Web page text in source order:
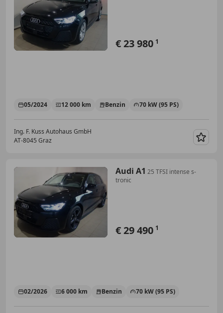
€ 23 980 1
05/2024 12 000 km Benzin 70 kW (95 PS)
Ing. F. Kuss Autohaus GmbH
AT-8045 Graz
Audi A1 25 TFSI intense s-
tronic
€ 29 490 1
02/2026 6 000 km Benzin 70 kW (95 PS)